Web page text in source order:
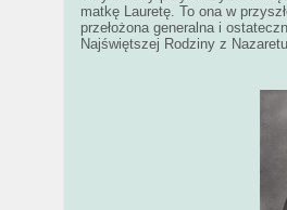
matkę Lauretę. To ona w
przełożona generalna i
Najświętszej Rodziny z